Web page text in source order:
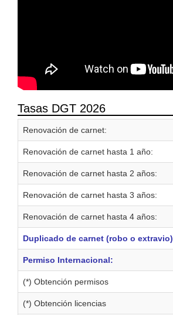
Tasas DGT 2026
Renovación de carnet:
Renovación de carnet hasta 1 año:
Renovación de carnet hasta 2 años:
Renovación de carnet hasta 3 años:
Renovación de carnet hasta 4 años:
Duplicado de carnet (robo o extravio)
Permiso Internacional:
(*) Obtención permisos
(*) Obtención licencias